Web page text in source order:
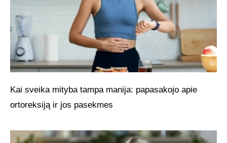
Kai sveika mityba tampa manija: papasakojo apie
ortoreksiją ir jos pasekmes